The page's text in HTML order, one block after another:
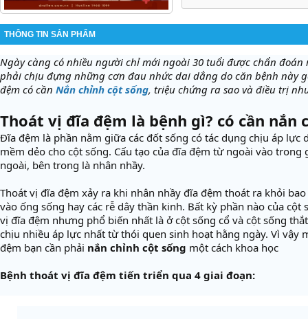
THÔNG TIN SẢN PHẨM
Ngày càng có nhiều người chỉ mới ngoài 30 tuổi được chẩn đoán
phải chịu đựng những cơn đau nhức dai dẳng do căn bệnh này
đệm có cần Nắn chỉnh cột sống, triệu chứng ra sao và điều trị
Thoát vị đĩa đệm là bệnh gì? có cần nắn
Đĩa đệm là phần nằm giữa các đốt sống có tác dụng chịu áp lực
mềm dẻo cho cột sống. Cấu tạo của đĩa đệm từ ngoài vào trong
ngoài, bên trong là nhân nhầy.
Thoát vị đĩa đệm xảy ra khi nhân nhầy đĩa đệm thoát ra khỏi
vào ống sống hay các rễ dây thần kinh. Bất kỳ phần nào của cột
vị đĩa đệm nhưng phổ biến nhất là ở cột sống cổ và cột sống
chịu nhiều áp lực nhất từ thói quen sinh hoạt hằng ngày. Vì vậy
đệm bạn cần phải nắn chỉnh cột sống một cách khoa học
Bệnh thoát vị đĩa đệm tiến triển qua 4 giai đoạn: